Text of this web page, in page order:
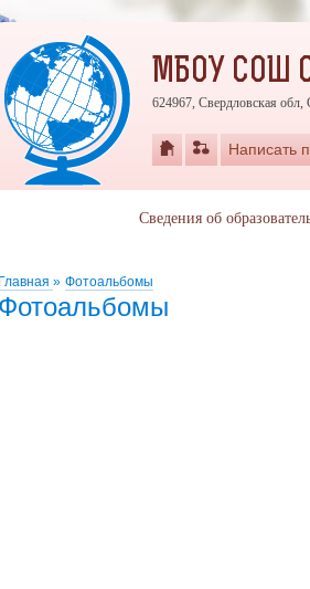
Главная » Фотоальбомы
Фотоальбомы
МБОУ СОШ
624967, Свердловская
Написать
Сведения об